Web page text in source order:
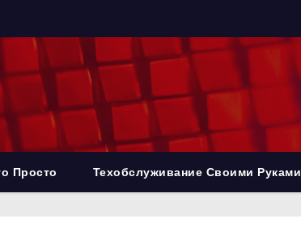
Просто Техобслуживание Своими Руками